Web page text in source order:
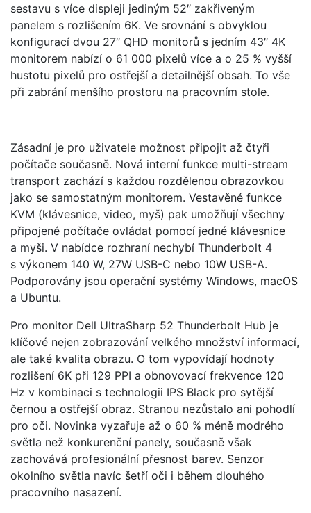
sestavu s více displeji jediným 52″ zakřiveným
panelem s rozlišením 6K. Ve srovnání s obvyklou
konfigurací dvou 27″ QHD monitorů s jedním 43″ 4K
monitorem nabízí o 61 000 pixelů více a o 25 % vyšší
hustotu pixelů pro ostřejší a detailnější obsah. To vše
při zabrání menšího prostoru na pracovním stole.
Zásadní je pro uživatele možnost připojit až čtyři
počítače současně. Nová interní funkce multi-stream
transport zachází s každou rozdělenou obrazovkou
jako se samostatným monitorem. Vestavěné funkce
KVM (klávesnice, video, myš) pak umožňují všechny
připojené počítače ovládat pomocí jedné klávesnice
a myši. V nabídce rozhraní nechybí Thunderbolt 4
s výkonem 140 W, 27W USB-C nebo 10W USB-A.
Podporovány jsou operační systémy Windows, macOS
a Ubuntu.
Pro monitor Dell UltraSharp 52 Thunderbolt Hub je
klíčové nejen zobrazování velkého množství informací,
ale také kvalita obrazu. O tom vypovídají hodnoty
rozlišení 6K při 129 PPI a obnovovací frekvence 120
Hz v kombinaci s technologii IPS Black pro sytější
černou a ostřejší obraz. Stranou nezůstalo ani pohodlí
pro oči. Novinka vyzařuje až o 60 % méně modrého
světla než konkurenční panely, současně však
zachovává profesionální přesnost barev. Senzor
okolního světla navíc šetří oči i během dlouhého
pracovního nasazení.